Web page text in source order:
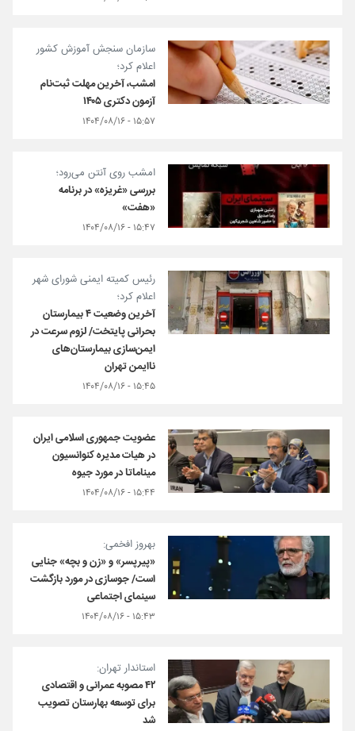
سازمان سنجش آموزش کشور
اعلام کرد؛
امشب، آخرین مهلت ثبت‌نام
آزمون دکتری ۱۴۰۵
۱۵:۵۷ - ۱۴۰۴/۰۸/۱۶
امشب روی آنتن می‌رود؛
بررسی «غریزه» در برنامه
«هفت»
۱۵:۴۷ - ۱۴۰۴/۰۸/۱۶
رئیس کمیته ایمنی شورای شهر
اعلام کرد؛
آخرین وضعیت ۴ بیمارستان‌
بحرانی پایتخت/ لزوم سرعت در
ایمن‌سازی بیمارستان‌های
ناایمن تهران
۱۵:۴۵ - ۱۴۰۴/۰۸/۱۶
عضویت جمهوری اسلامی ایران
در هیات مدیره کنوانسیون
میناماتا در مورد جیوه
۱۵:۴۴ - ۱۴۰۴/۰۸/۱۶
بهروز افخمی:
«پیرپسر» و «زن و بچه» جنایی
است/ جوسازی در مورد بازگشت
سینمای اجتماعی
۱۵:۴۳ - ۱۴۰۴/۰۸/۱۶
استاندار تهران:
۴۲ مصوبه عمرانی و اقتصادی
برای توسعه بهارستان تصویب
شد